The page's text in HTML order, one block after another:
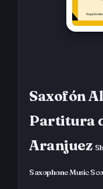
Saxofón
Partitura
Aranjuez
Saxophone Music